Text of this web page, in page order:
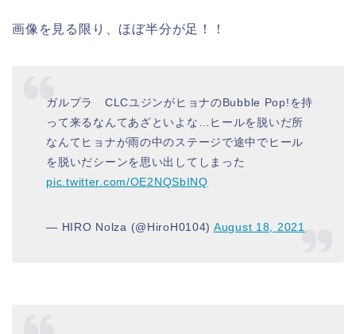
画像を見る限り、ほぼ半分が足！！
ガルプラ CLCユジンがヒョナのBubble Pop!を持
って来るなんてあざといよな…ヒールを脱いだ所
なんてヒョナが雨の中のステージで途中でヒール
を脱いだシーンを思い出してしまった
pic.twitter.com/OE2NQSbINQ
— HIRO Nolza (@HiroH0104) August 18, 2021